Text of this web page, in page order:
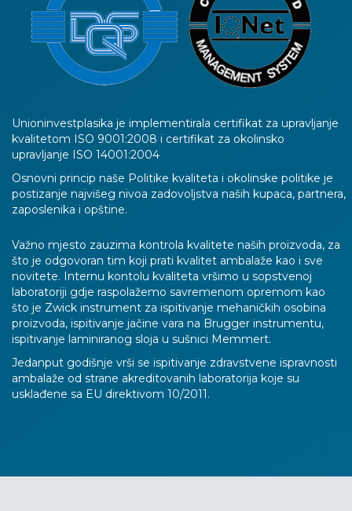
Unioninvestplasika je implementirala certifikat za upravljanje
kvalitetom ISO 9001:2008 i certifikat za okolinsko
upravljanje ISO 14001:2004
Osnovni princip naše Politike kvaliteta i okolinske politike je
postizanje najvišeg nivoa zadovoljstva naših kupaca, partnera,
zaposlenika i opštine.
Važno mjesto zauzima kontrola kvalitete naših proizvoda, za
što je odgovoran tim koji prati kvalitet ambalaže kao i sve
novitete. Internu kontolu kvaliteta vršimo u sopstvenoj
laboratoriji gdje raspolažemo savremenom opremom kao
što je Zwick instrument za ispitivanje mehaničkih osobina
proizvoda, ispitivanje jačine vara na Brugger instrumentu,
ispitivanje laminiranog sloja u sušnici Memmert.
Jedanput godišnje vrši se ispitivanje zdravstvene ispravnosti
ambalaže od strane akreditovanih laboratorija koje su
usklađene sa EU direktivom 10/2011.